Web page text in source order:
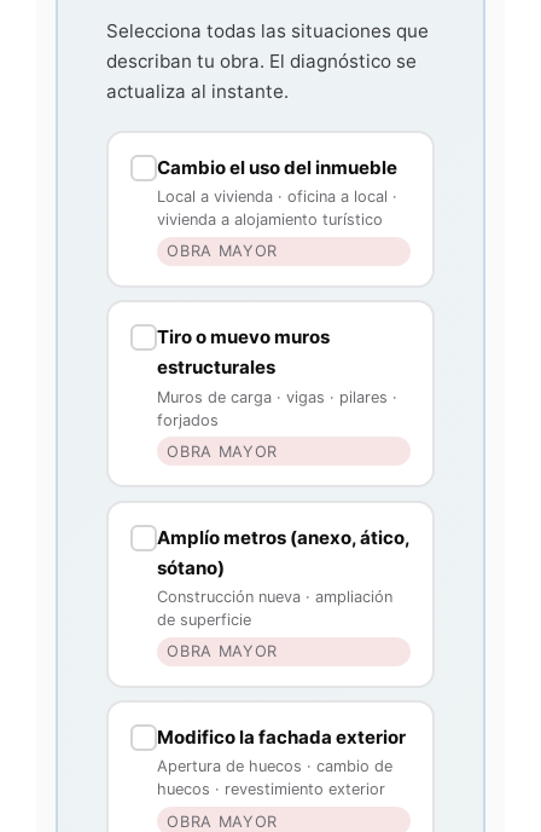
Selecciona todas las situaciones que
describan tu obra. El diagnóstico se
actualiza al instante.
Cambio el uso del inmueble
Local a vivienda · oficina a local ·
vivienda a alojamiento turístico
OBRA MAYOR
Tiro o muevo muros
estructurales
Muros de carga · vigas · pilares ·
forjados
OBRA MAYOR
Amplío metros (anexo, ático,
sótano)
Construcción nueva · ampliación
de superficie
OBRA MAYOR
Modifico la fachada exterior
Apertura de huecos · cambio de
huecos · revestimiento exterior
OBRA MAYOR